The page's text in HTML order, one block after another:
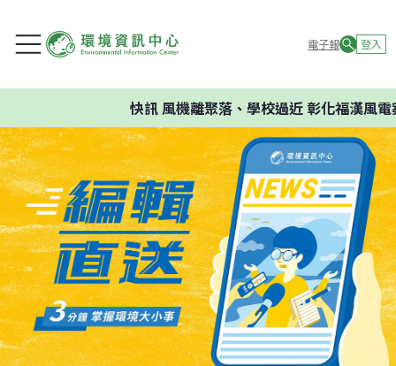
電子報 登入
快訊風機離聚落、學校過近 彰化福漢風電